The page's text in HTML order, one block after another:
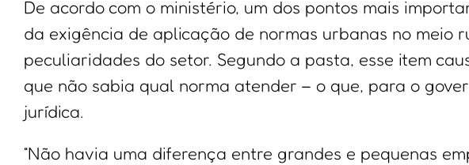
De acordo com o ministério, um dos pontos mais
da exigência de aplicação de normas urbanas no meio
peculiaridades do setor. Segundo a pasta, esse item
que não sabia qual norma atender – o que, para o
jurídica.
“Não havia uma diferença entre grandes e pequenas